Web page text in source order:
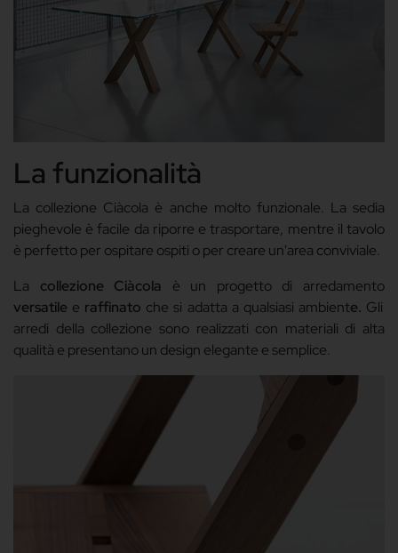
La funzionalità
La collezione Ciàcola è anche molto funzionale. La sedia
pieghevole è facile da riporre e trasportare, mentre il tavolo
è perfetto per ospitare ospiti o per creare un'area conviviale.
La collezione Ciàcola è un progetto di arredamento
versatile e raffinato che si adatta a qualsiasi ambiente. Gli
arredi della collezione sono realizzati con materiali di alta
qualità e presentano un design elegante e semplice.